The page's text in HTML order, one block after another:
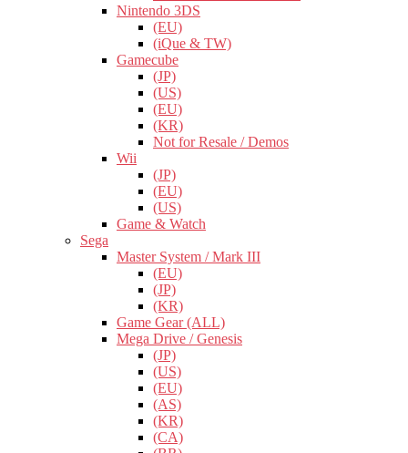
Nintendo 3DS
(EU)
(iQue & TW)
Gamecube
(JP)
(US)
(EU)
(KR)
Not for Resale / Demos
Wii
(JP)
(EU)
(US)
Game & Watch
Sega
Master System / Mark III
(EU)
(JP)
(KR)
Game Gear (ALL)
Mega Drive / Genesis
(JP)
(US)
(EU)
(AS)
(KR)
(CA)